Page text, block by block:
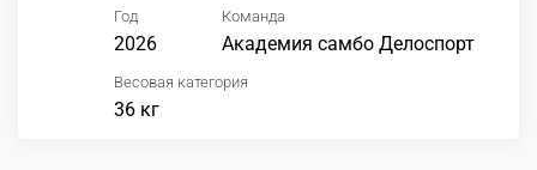
Год
2026
Команда
Академия самбо Делоспорт
Весовая категория
36 кг